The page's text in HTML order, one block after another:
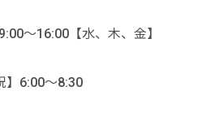
〜16:00【水、木、金】
】6:00〜8:30